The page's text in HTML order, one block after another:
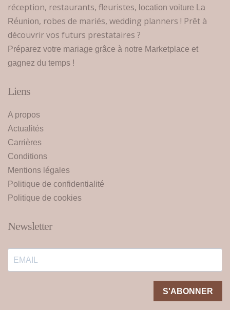
réception, restaurants, fleuristes, location voiture La
Réunion, robes de mariés, wedding planners ! Prêt à
découvrir vos futurs prestataires ?
Préparez votre mariage grâce à notre Marketplace et
gagnez du temps !
Liens
A propos
Actualités
Carrières
Conditions
Mentions légales
Politique de confidentialité
Politique de cookies
Newsletter
S'ABONNER